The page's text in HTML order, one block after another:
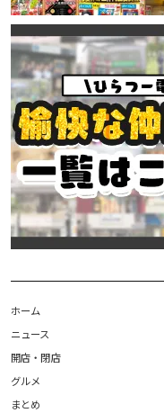
ホーム
ニュース
開店・閉店
グルメ
まとめ